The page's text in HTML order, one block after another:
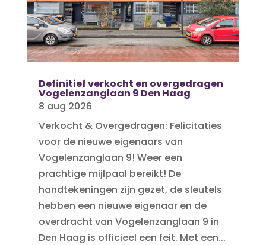
Definitief verkocht en overgedragen
Vogelenzanglaan 9 Den Haag
8 aug 2026
Verkocht & Overgedragen: Felicitaties
voor de nieuwe eigenaars van
Vogelenzanglaan 9! Weer een
prachtige mijlpaal bereikt! De
handtekeningen zijn gezet, de sleutels
hebben een nieuwe eigenaar en de
overdracht van Vogelenzanglaan 9 in
Den Haag is officieel een feit. Met een...